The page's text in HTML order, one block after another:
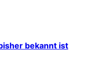
bekannt ist